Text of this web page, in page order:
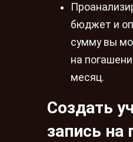
бюджет и
сумму вы
на
месяц.
Создать
запись на